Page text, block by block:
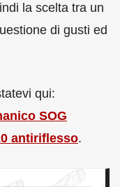
la scelta tra un
di gusti ed
qui:
SOG
antiriflesso.